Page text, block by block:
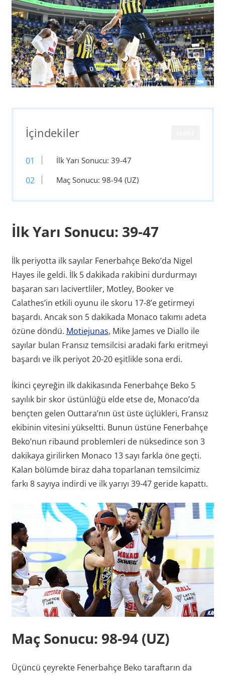
İçindekiler
İlk Yarı Sonucu: 39-47
Maç Sonucu: 98-94 (UZ)
İlk Yarı Sonucu: 39-47
İlk periyotta ilk sayılar Fenerbahçe Beko’da Nigel
Hayes ile geldi. İlk 5 dakikada rakibini durdurmayı
başaran sarı lacivertliler, Motley, Booker ve
Calathes’in etkili oyunu ile skoru 17-8’e getirmeyi
başardı. Ancak son 5 dakikada Monaco takımı adeta
özüne döndü. Motiejunas, Mike James ve Diallo ile
sayılar bulan Fransız temsilcisi aradaki farkı eritmeyi
başardı ve ilk periyot 20-20 eşitlikle sona erdi.
İkinci çeyreğin ilk dakikasında Fenerbahçe Beko 5
sayılık bir skor üstünlüğü elde etse de, Monaco’da
bençten gelen Outtara’nın üst üste üçlükleri, Fransız
ekibinin vitesini yükseltti. Bunun üstüne Fenerbahçe
Beko’nun ribaund problemleri de nüksedince son 3
dakikaya girilirken Monaco 13 sayı farkla öne geçti.
Kalan bölümde biraz daha toparlanan temsilcimiz
farkı 8 sayıya indirdi ve ilk yarıyı 39-47 geride kapattı.
Maç Sonucu: 98-94 (UZ)
Üçüncü çeyrekte Fenerbahçe Beko taraftarın da